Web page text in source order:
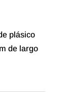
plásico
de largo